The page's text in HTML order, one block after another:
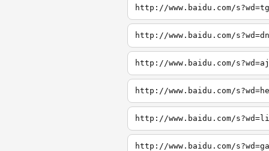
http://www.baidu.com/s?wd=tg
http://www.baidu.com/s?wd=dn
http://www.baidu.com/s?wd=aj
http://www.baidu.com/
http://www.baidu.com/
http://www.baidu.com/